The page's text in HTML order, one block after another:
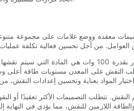
أحد أهم العوامل التي تحدد تكلفة ماكينة نقش
النقش على المعدن مستويات طاقة
تتطلب التصميمات الأكثر تعقيدًا أو
اللازمين للنقش، مما يؤدي في